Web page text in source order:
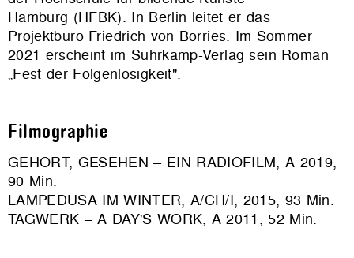
Hamburg (HFBK). In Berlin leitet er das
Projektbüro Friedrich von Borries. Im Sommer
2021 erscheint im Suhrkamp-Verlag sein Roman
„Fest der Folgenlosigkeit".
Filmographie
GEHÖRT, GESEHEN – EIN RADIOFILM, A 2019,
90 Min.
LAMPEDUSA IM WINTER, A/CH/I, 2015, 93 Min.
TAGWERK – A DAY'S WORK, A 2011, 52 Min.